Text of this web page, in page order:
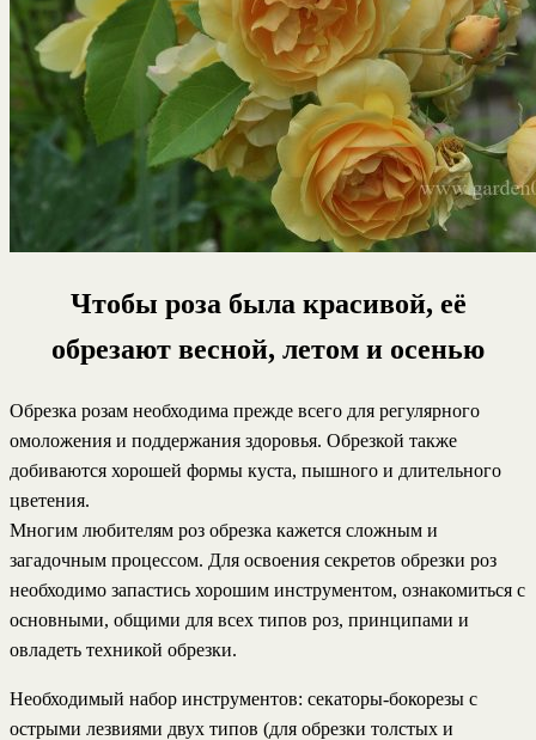
Чтобы роза была красивой, её
обрезают весной, летом и осенью
Обрезка розам необходима прежде всего для регулярного
омоложения и поддержания здоровья. Обрезкой также
добиваются хорошей формы куста, пышного и длительного
цветения.
Многим любителям роз обрезка кажется сложным и
загадочным процессом. Для освоения секретов обрезки роз
необходимо запастись хорошим инструментом, ознакомиться с
основными, общими для всех типов роз, принципами и
овладеть техникой обрезки.
Необходимый набор инструментов: секаторы-бокорезы с
острыми лезвиями двух типов (для обрезки толстых и